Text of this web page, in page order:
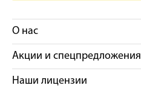
О нас
Акции и спецпредложения
Наши лицензии